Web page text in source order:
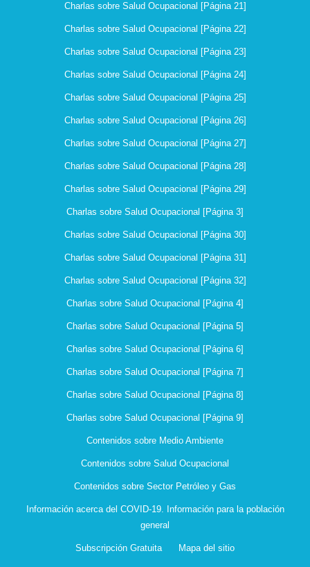
Charlas sobre Salud Ocupacional [Página 21]
Charlas sobre Salud Ocupacional [Página 22]
Charlas sobre Salud Ocupacional [Página 23]
Charlas sobre Salud Ocupacional [Página 24]
Charlas sobre Salud Ocupacional [Página 25]
Charlas sobre Salud Ocupacional [Página 26]
Charlas sobre Salud Ocupacional [Página 27]
Charlas sobre Salud Ocupacional [Página 28]
Charlas sobre Salud Ocupacional [Página 29]
Charlas sobre Salud Ocupacional [Página 3]
Charlas sobre Salud Ocupacional [Página 30]
Charlas sobre Salud Ocupacional [Página 31]
Charlas sobre Salud Ocupacional [Página 32]
Charlas sobre Salud Ocupacional [Página 4]
Charlas sobre Salud Ocupacional [Página 5]
Charlas sobre Salud Ocupacional [Página 6]
Charlas sobre Salud Ocupacional [Página 7]
Charlas sobre Salud Ocupacional [Página 8]
Charlas sobre Salud Ocupacional [Página 9]
Contenidos sobre Medio Ambiente
Contenidos sobre Salud Ocupacional
Contenidos sobre Sector Petróleo y Gas
Información acerca del COVID-19. Información para la población
general
Subscripción Gratuita Mapa del sitio